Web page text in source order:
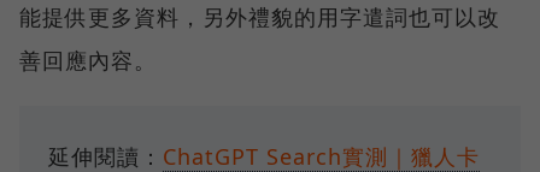
能提供更多資料，另外禮貌的用字遣詞也可以改
善回應內容。
延伸閱讀： ChatGPT Search實測｜獵人卡